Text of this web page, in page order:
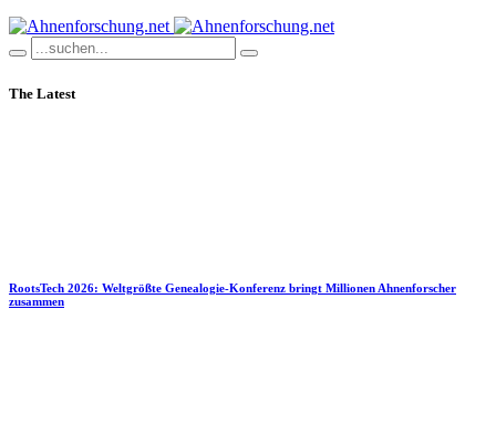
The Latest
RootsTech 2026: Weltgrößte Genealogie-Konferenz bringt Millionen Ahnenforscher
zusammen